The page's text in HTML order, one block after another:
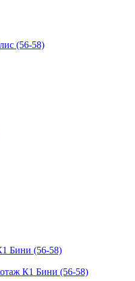
(56-58)
К1 Бини (56-58)